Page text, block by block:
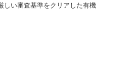
しい審査基準をクリアした有機